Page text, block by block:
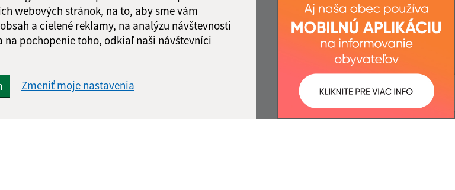
webových stránok, na to, aby sme vám
a cielené reklamy, na analýzu návštevnosti
na pochopenie toho, odkiaľ naši návštevníci
Zmeniť moje nastavenia